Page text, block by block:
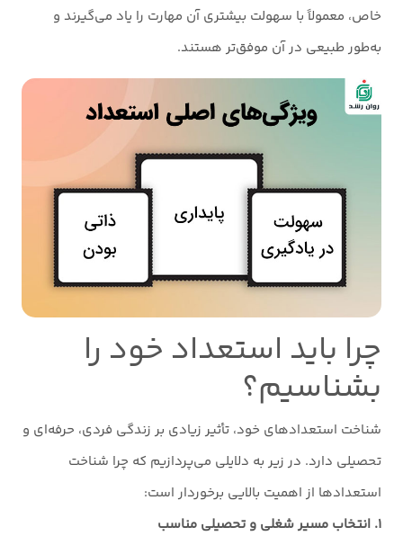
خاص، معمولاً با سهولت بیشتری آن مهارت را یاد می‌گیرند و
به‌طور طبیعی در آن موفق‌تر هستند.
چرا باید استعداد خود را
بشناسیم؟
شناخت استعدادهای خود، تأثیر زیادی بر زندگی فردی، حرفه‌ای و
تحصیلی دارد. در زیر به دلایلی می‌پردازیم که چرا شناخت
استعدادها از اهمیت بالایی برخوردار است:
۱. انتخاب مسیر شغلی و تحصیلی مناسب